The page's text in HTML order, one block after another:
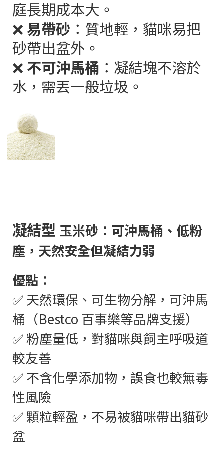
庭長期成本大。
❌易帶砂 ：質地輕，貓咪易把
砂帶出盆外。
❌ 不可沖馬桶 ：凝結塊不溶於
水，需丟一般垃圾。
凝結型 玉米砂：可沖馬桶、低粉
塵，天然安全但凝結力弱
優點：
✅ 天然環保、可生物分解，可沖馬
桶（Bestco 百事樂等品牌支援）
✅ 粉塵量低，對貓咪與飼主呼吸道
較友善
✅ 不含化學添加物，誤食也較無毒
性風險
✅ 顆粒輕盈，不易被貓咪帶出貓砂
盆